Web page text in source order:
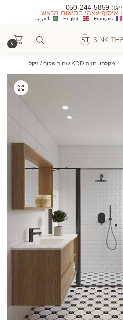
050-244-5859
איסוף עצמי בתיאום מראש
العربية English Français
0
/ מקלחון חזית KDD שחור שקוף / ניקל